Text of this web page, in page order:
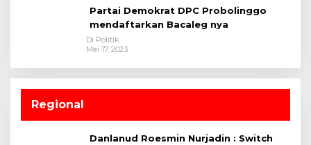
Partai Demokrat DPC Probolinggo
mendaftarkan Bacaleg nya
Di Politik
Mei 17, 2023
Regional
Danlanud Roesmin Nurjadin : Switch